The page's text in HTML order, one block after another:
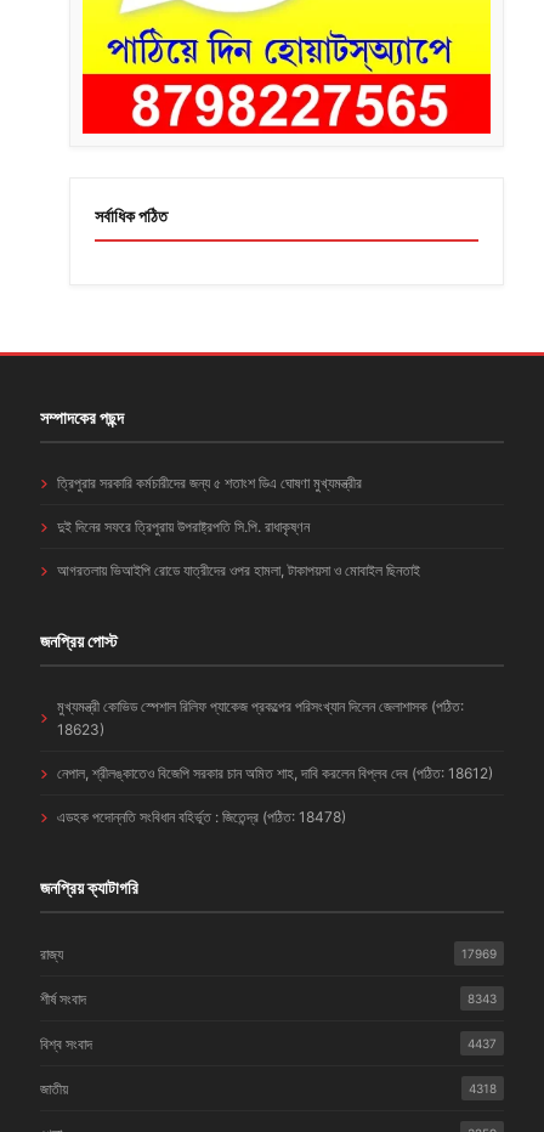
সর্বাধিক পঠিত
সম্পাদকের পছন্দ
ত্রিপুরার সরকারি কর্মচারীদের জন্য ৫ শতাংশ ডিএ ঘোষণা মুখ্যমন্ত্রীর
দুই দিনের সফরে ত্রিপুরায় উপরাষ্ট্রপতি সি.পি. রাধাকৃষ্ণন
আগরতলায় ভিআইপি রোডে যাত্রীদের ওপর হামলা, টাকাপয়সা ও মোবাইল ছিনতাই
জনপ্রিয় পোস্ট
মুখ্যমন্ত্রী কোভিড স্পেশাল রিলিফ প্যাকেজ প্রকল্পের পরিসংখ্যান দিলেন জেলাশাসক (পঠিত:
18623)
নেপাল, শ্রীলঙ্কাতেও বিজেপি সরকার চান অমিত শাহ, দাবি করলেন বিপ্লব দেব (পঠিত: 18612)
এডহক পদোন্নতি সংবিধান বহির্ভূত : জিতেন্দ্র (পঠিত: 18478)
জনপ্রিয় ক্যাটাগরি
রাজ্য 17969
শীর্ষ সংবাদ 8343
বিশ্ব সংবাদ 4437
জাতীয় 4318